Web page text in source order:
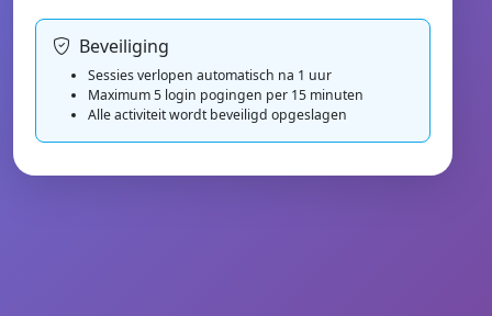
Beveiliging
Sessies verlopen automatisch na 1 uur
Maximum 5 login pogingen per 15 minuten
Alle activiteit wordt beveiligd opgeslagen